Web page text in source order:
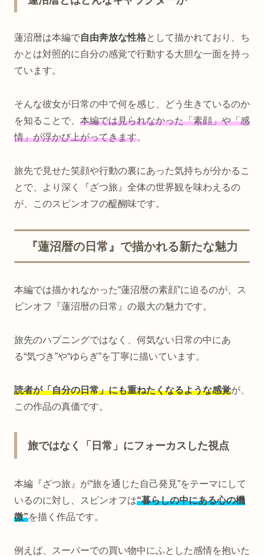
蓮沼暦は本編で自由奔放な性格として描かれており、ち
かとは対照的に自分の感覚で行動する大胆な一面を持っ
ています。
そんな彼女が日常の中で何を感じ、どう生きているのか
を知ることで、 本編では見られなかった「素顔」や「感
情」が浮かび上がってきます。
旅先で見せた笑顔や行動の裏にあった気持ちが分かるこ
とで、より深く『ざつ旅』全体の世界観を味わえるの
が、このスピンオフの醍醐味です。
『蓮沼暦の日常』で描かれる新たな魅力
本編では描かれなかった“蓮沼暦の素顔”に迫るのが、ス
ピンオフ『蓮沼暦の日常』の最大の魅力です。
旅先のハプニングではなく、何気ない日常の中にあ
る“気づき”や“ゆらぎ”を丁寧に描いています。
読者が「自分の日常」にも重ねたくなるような感覚が、
この作品の真価です。
旅ではなく「日常」にフォーカスした視点
本編『ざつ旅』が“旅を通じた自己発見”をテーマにして
いるのに対し、スピンオフは“暮らしの中にある心の機
微”を描く作品です。
例えば、スーパーでの買い物中にふとした感情を抱いた